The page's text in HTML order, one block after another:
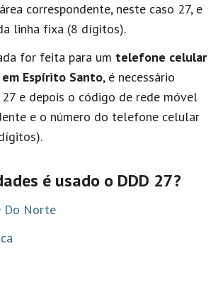
correspondente, neste caso 27, e
linha fixa (8 dígitos).
for feita para um telefone celular
Espírito Santo, é necessário
e depois o código de rede móvel
e o número do telefone celular
é usado o DDD 27?
Do Norte